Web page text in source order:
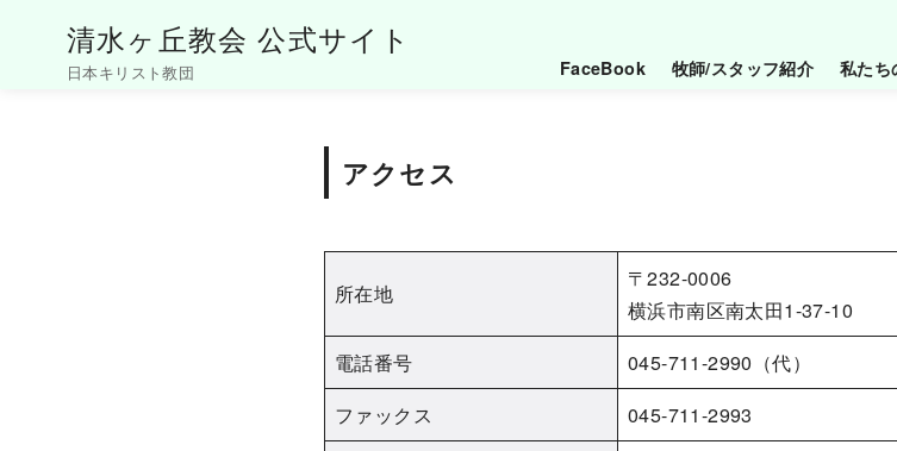
清水ヶ丘教会 公式サイト
日本キリスト教団 FaceBook 牧師/スタッフ紹介 私たち
アクセス
所在地
〒232-0006
横浜市南区南太田1-37-10
電話番号
045-711-2990（代）
ファックス
045-711-2993